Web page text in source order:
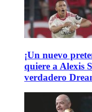
¡Un nuevo
quiere a Alexis
verdadero